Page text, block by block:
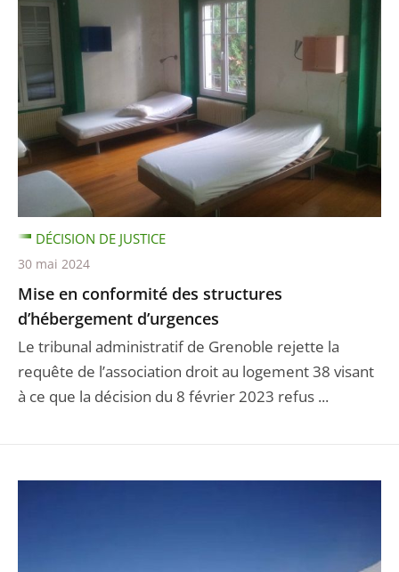
Mise en conformité des structures
d’hébergement d’urgences
Le tribunal administratif de Grenoble rejette la
requête de l’association droit au logement 38 visant
à ce que la décision du 8 février 2023 refus ...
DÉCISION DE JUSTICE
30 mai 2024